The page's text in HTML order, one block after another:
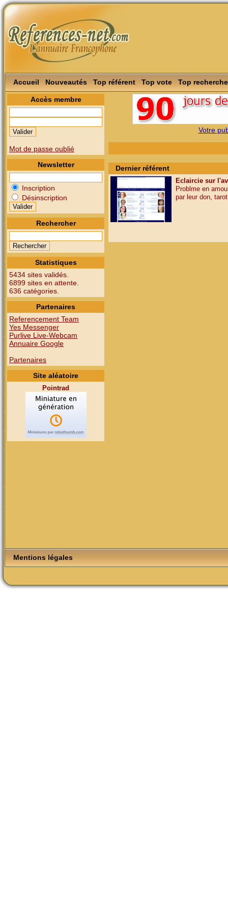
Accueil Nouveautés Top référent Top vote Top recherche
Accès membre
Mot de passe oublié
Newsletter
Inscription
Désinscription
Rechercher
Statistiques
5434 sites validés.
6899 sites en attente.
636 catégories.
Partenaires
Referencement Team
Yes Messenger
Purlive Live-Webcam
Annuaire Google
Partenaires
Site aléatoire
Pointrad
Votre
Dernier référent
Eclaircie sur
Problme en
par leur don,
Mentions légales